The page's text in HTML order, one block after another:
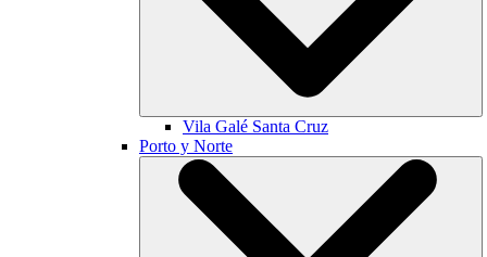
Vila Galé Santa Cruz
Porto y Norte